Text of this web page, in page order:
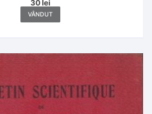
Leon Sauciuc, 1933
30 lei
VÂNDUT